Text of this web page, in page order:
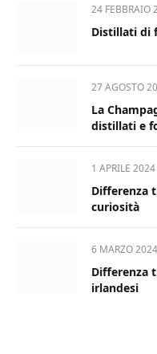
24 FEBBRAIO
Distillati di
27 AGOSTO
La
distillati e
1 APRILE 2024
Differenza
curiosità
6 MARZO 2024
Differenza
irlandesi